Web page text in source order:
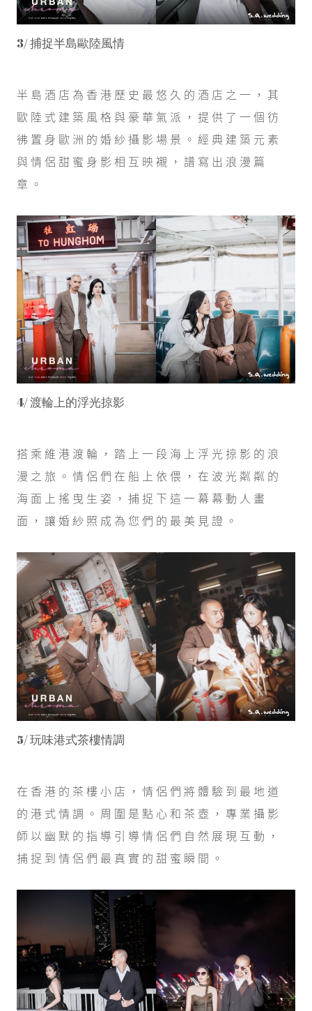
3/ 捕捉半島歐陸風情
半島酒店為香港歷史最悠久的酒店之一，其
歐陸式建築風格與豪華氣派，提供了一個彷
彿置身歐洲的婚紗攝影場景。經典建築元素
與情侶甜蜜身影相互映襯，譜寫出浪漫篇
章。
4/ 渡輪上的浮光掠影
搭乘維港渡輪，踏上一段海上浮光掠影的浪
漫之旅。情侶們在船上依偎，在波光粼粼的
海面上搖曳生姿，捕捉下這一幕幕動人畫
面，讓婚紗照成為您們的最美見證。
5/ 玩味港式茶樓情調
在香港的茶樓小店，情侶們將體驗到最地道
的港式情調。周圍是點心和茶壺，專業攝影
師以幽默的指導引導情侶們自然展現互動，
捕捉到情侶們最真實的甜蜜瞬間。